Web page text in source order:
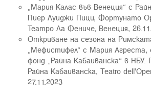
„Мария Калас във Венеция“ с
Пиер Луиджи Пици, Фортунато
Театро Ла Фениче, Венеция,
Откриване на сезона на
„Мефистифел“ с Мария
фонд „Райна Кабаиванска“ в
Райна Кабаиванска, Teatro
27.11.2023